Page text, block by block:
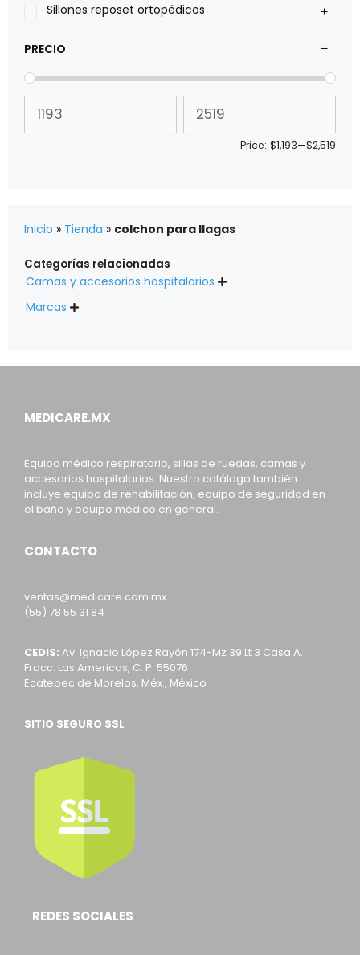
Sillones reposet ortopédicos
PRECIO
Price: $1,193—$2,519
Inicio » Tienda » colchon para llagas
Categorías relacionadas
Camas y accesorios hospitalarios 
Marcas 
MEDICARE.MX
Equipo médico respiratorio, sillas de ruedas, camas y
accesorios hospitalarios. Nuestro catálogo también
incluye equipo de rehabilitación, equipo de seguridad en
el baño y equipo médico en general.
CONTACTO
ventas@medicare.com.mx
(55) 78 55 31 84
CEDIS: Av. Ignacio López Rayón 174-Mz 39 Lt 3 Casa A,
Fracc. Las Americas, C. P. 55076
Ecatepec de Morelos, Méx., México
SITIO SEGURO SSL
REDES SOCIALES